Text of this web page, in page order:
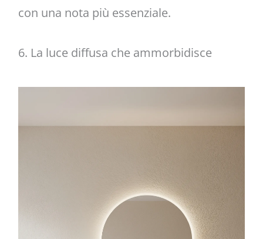
con una nota più essenziale.
6. La luce diffusa che ammorbidisce